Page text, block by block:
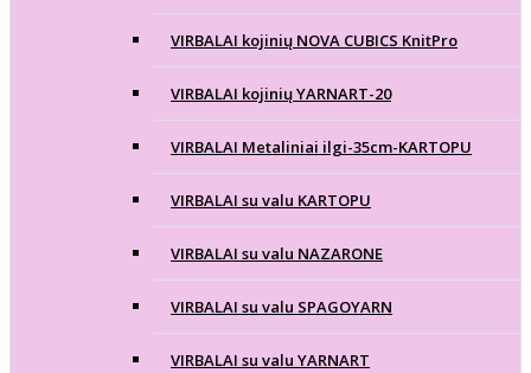
VIRBALAI kojinių NOVA CUBICS KnitPro
VIRBALAI kojinių YARNART-20
VIRBALAI Metaliniai ilgi-35cm-KARTOPU
VIRBALAI su valu KARTOPU
VIRBALAI su valu NAZARONE
VIRBALAI su valu SPAGOYARN
VIRBALAI su valu YARNART